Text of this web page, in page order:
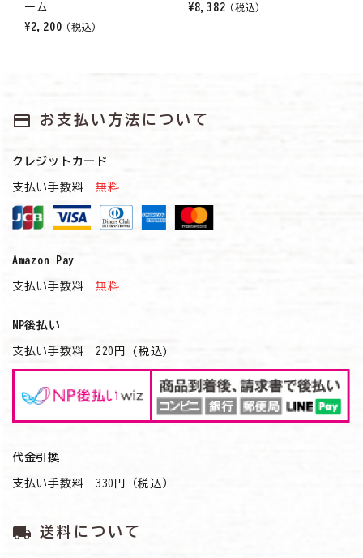
ーム
¥2,200 (税込)
¥8,382 (税込)
payment お支払い方法について
クレジットカード
支払い手数料 無料
Amazon Pay
支払い手数料 無料
NP後払い
支払い手数料 220円 (税込)
代金引換
支払い手数料 330円（税込）
local_shipping 送料について